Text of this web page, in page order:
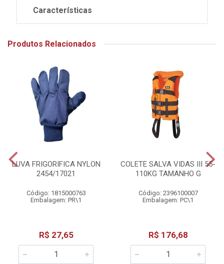
Características
Produtos Relacionados
LUVA FRIGORIFICA NYLON
2454/17021
Código: 1815000763
Embalagem: PR\1
R$ 27,65
COLETE SALVA VIDAS III 55-
110KG TAMANHO G
Código: 2396100007
Embalagem: PC\1
R$ 176,68